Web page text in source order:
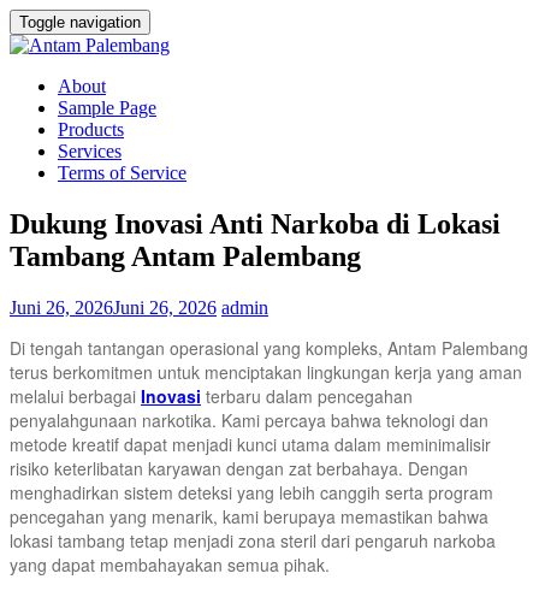
Toggle navigation
About
Sample Page
Products
Services
Terms of Service
Dukung Inovasi Anti Narkoba di Lokasi
Tambang Antam Palembang
Juni 26, 2026Juni 26, 2026 admin
Di tengah tantangan operasional yang kompleks, Antam Palembang
terus berkomitmen untuk menciptakan lingkungan kerja yang aman
melalui berbagai Inovasi terbaru dalam pencegahan
penyalahgunaan narkotika. Kami percaya bahwa teknologi dan
metode kreatif dapat menjadi kunci utama dalam meminimalisir
risiko keterlibatan karyawan dengan zat berbahaya. Dengan
menghadirkan sistem deteksi yang lebih canggih serta program
pencegahan yang menarik, kami berupaya memastikan bahwa
lokasi tambang tetap menjadi zona steril dari pengaruh narkoba
yang dapat membahayakan semua pihak.